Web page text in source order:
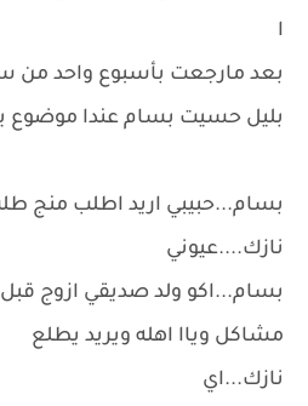
ا
بعد مارجعت بأسبوع واحد من
بليل حسيت بسام عندا موضوع
بسام...حبيبي اريد اطلب منج
نازك....عيوني
بسام...اكو ولد صديقي ازوج
مشاكل وياا اهله ويريد يطلع
نازك...اي